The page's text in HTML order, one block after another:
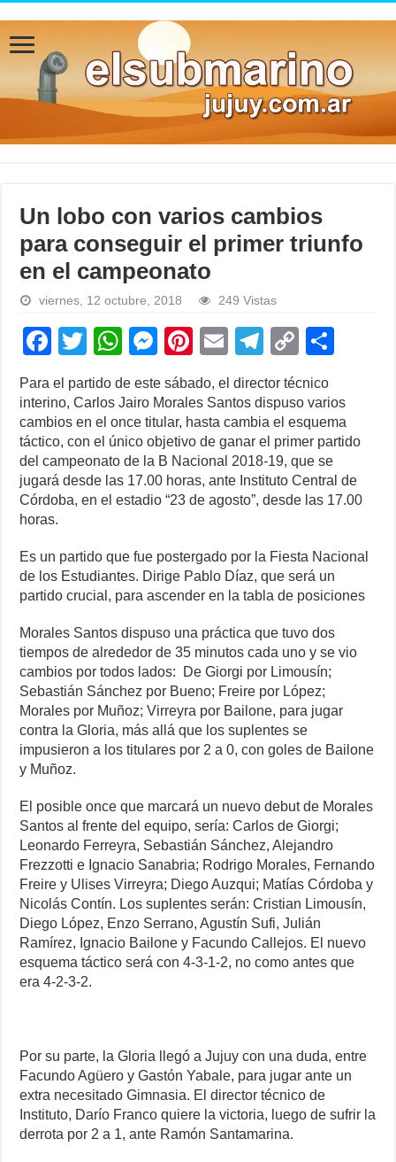
Un lobo con varios cambios
para conseguir el primer triunfo
en el campeonato
viernes, 12 octubre, 2018 249 Vistas
F
a
c
e
b
o
o
T
wi
tt
er
W
at
s
A
p
p
M
ss
e
n
g
er
Pi
nt
er
e
st
E
m
ail
T
e
gr
a
m
C
o
p
y
Li
n
k
ar
e
Para el partido de este sábado, el director técnico
interino, Carlos Jairo Morales Santos dispuso varios
cambios en el once titular, hasta cambia el esquema
táctico, con el único objetivo de ganar el primer partido
del campeonato de la B Nacional 2018-19, que se
jugará desde las 17.00 horas, ante Instituto Central de
Córdoba, en el estadio “23 de agosto”, desde las 17.00
horas.
Es un partido que fue postergado por la Fiesta Nacional
de los Estudiantes. Dirige Pablo Díaz, que será un
partido crucial, para ascender en la tabla de posiciones
Morales Santos dispuso una práctica que tuvo dos
tiempos de alrededor de 35 minutos cada uno y se vio
cambios por todos lados: De Giorgi por Limousín;
Sebastián Sánchez por Bueno; Freire por López;
Morales por Muñoz; Virreyra por Bailone, para jugar
contra la Gloria, más allá que los suplentes se
impusieron a los titulares por 2 a 0, con goles de Bailone
y Muñoz.
El posible once que marcará un nuevo debut de Morales
Santos al frente del equipo, sería: Carlos de Giorgi;
Leonardo Ferreyra, Sebastián Sánchez, Alejandro
Frezzotti e Ignacio Sanabria; Rodrigo Morales, Fernando
Freire y Ulises Virreyra; Diego Auzqui; Matías Córdoba y
Nicolás Contín. Los suplentes serán: Cristian Limousín,
Diego López, Enzo Serrano, Agustín Sufi, Julián
Ramírez, Ignacio Bailone y Facundo Callejos. El nuevo
esquema táctico será con 4-3-1-2, no como antes que
era 4-2-3-2.
Por su parte, la Gloria llegó a Jujuy con una duda, entre
Facundo Agüero y Gastón Yabale, para jugar ante un
extra necesitado Gimnasia. El director técnico de
Instituto, Darío Franco quiere la victoria, luego de sufrir la
derrota por 2 a 1, ante Ramón Santamarina.